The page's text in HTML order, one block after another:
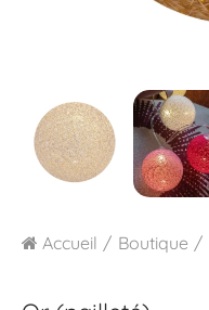
Accueil Boutique